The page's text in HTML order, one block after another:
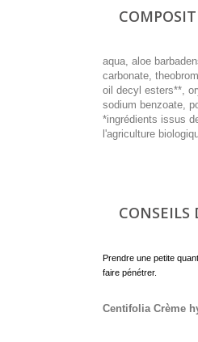
aqua, aloe
carbonate,
oil decyl esters**,
sodium benzoate,
*ingrédients issus
l'agriculture
CONSEILS
Prendre une petite
faire pénétrer.
Centifolia Crème